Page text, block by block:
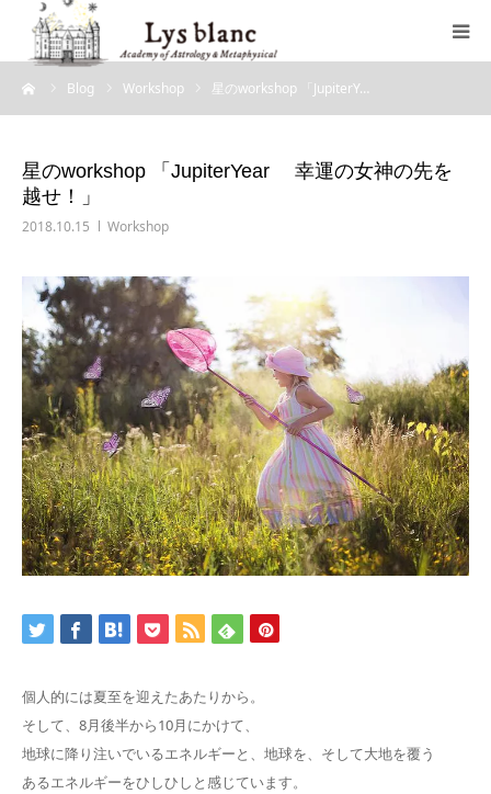
Blog Workshop 星のworkshop 「JupiterY…
星のworkshop 「JupiterYear 幸運の女神の先を
越せ！」
2018.10.15 Workshop
個人的には夏至を迎えたあたりから。
そして、8月後半から10月にかけて、
地球に降り注いでいるエネルギーと、地球を、そして大地を覆う
あるエネルギーをひしひしと感じています。
プロフィール
ウェブショップ
店舗案内
ブログ
お問い合わせ